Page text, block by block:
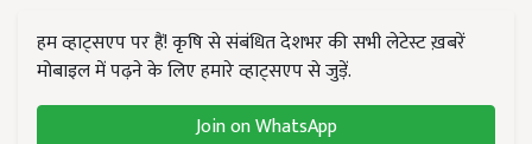
हम व्हाट्सएप पर हैं! कृषि से संबंधित देशभर की सभी लेटेस्ट ख़बरें
मोबाइल में पढ़ने के लिए हमारे व्हाट्सएप से जुड़ें.
Join on WhatsApp